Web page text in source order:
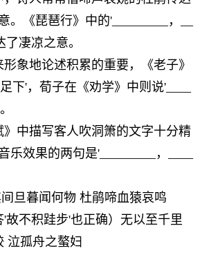
。《琵琶行》中的'_________，__
了凄凉之意。
形象地论述积累的重要，《老子》
下'，荀子在《劝学》中则说'____
》中描写客人吹洞箫的文字十分精
效果的两句是'_________，____
旦暮闻何物 杜鹃啼血猿哀鸣
'故不积跬步'也正确）无以至千里
泣孤舟之螯妇